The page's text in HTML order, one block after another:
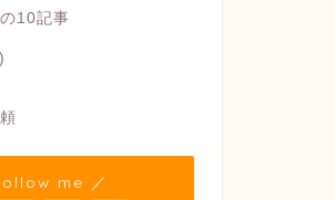
10記事
me ／